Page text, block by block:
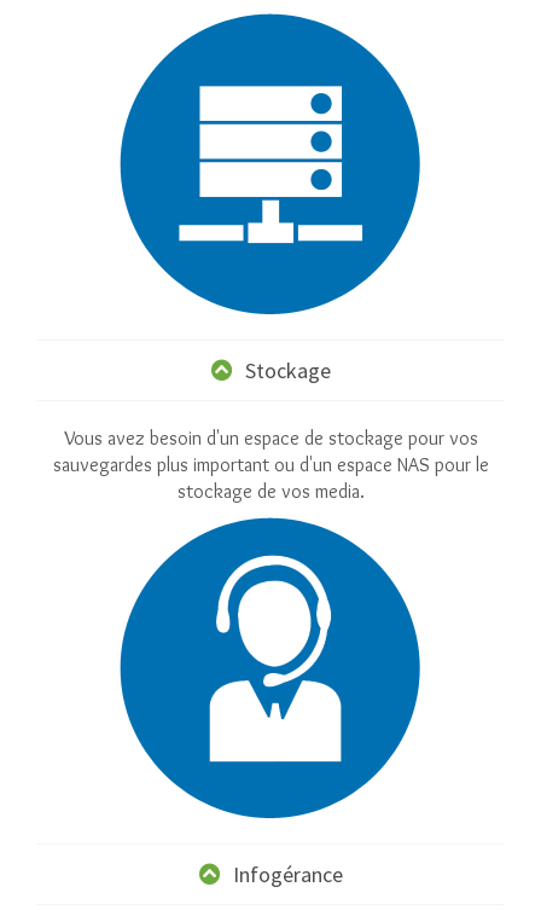
Stockage
Vous avez besoin d'un espace de stockage pour vos
sauvegardes plus important ou d'un espace NAS pour le
stockage de vos media.
Infogérance